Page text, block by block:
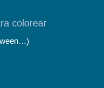
colorear